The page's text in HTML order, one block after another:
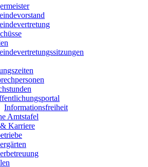
Informationsfreiheit
Amtstafel
Karriere